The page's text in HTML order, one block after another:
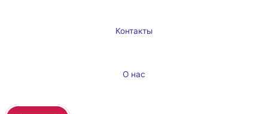
Контакты
О нас